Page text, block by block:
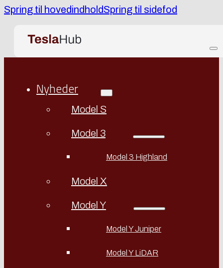
Spring til hovedindholdSpring til sidefod
Nyheder
Model S
Model 3
Model 3 Highland
Model X
Model Y
Model Y Juniper
Model Y LiDAR